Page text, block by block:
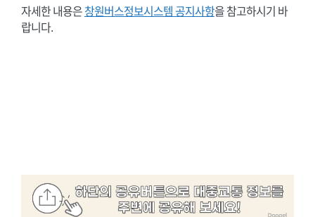
자세한 내용은 창원버스정보시스템 공지사항을 참고하시기 바
랍니다.